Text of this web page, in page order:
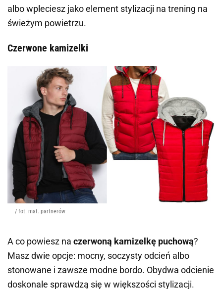
albo wpleciesz jako element stylizacji na trening na
świeżym powietrzu.
Czerwone kamizelki
/ fot. mat. partnerów
A co powiesz na czerwoną kamizelkę puchową?
Masz dwie opcje: mocny, soczysty odcień albo
stonowane i zawsze modne bordo. Obydwa odcienie
doskonale sprawdzą się w większości stylizacji.